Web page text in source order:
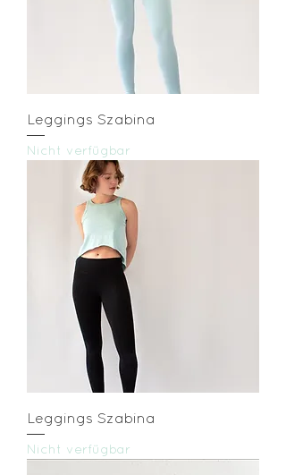
Leggings Szabina
Nicht verfügbar
Leggings Szabina
Nicht verfügbar